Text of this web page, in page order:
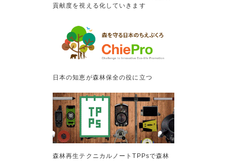
貢献度を視える化していきます
日本の知恵が森林保全の役に立つ
森林再生テクニカルノートTPPsで森林